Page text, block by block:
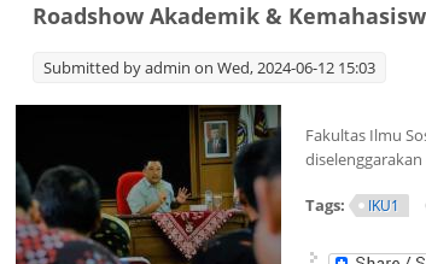
Roadshow Akademik &
Submitted byadmin on Wed, 2024-06-12 15:03
Fakultas Ilmu
diselenggarakan
Tags: IKU1